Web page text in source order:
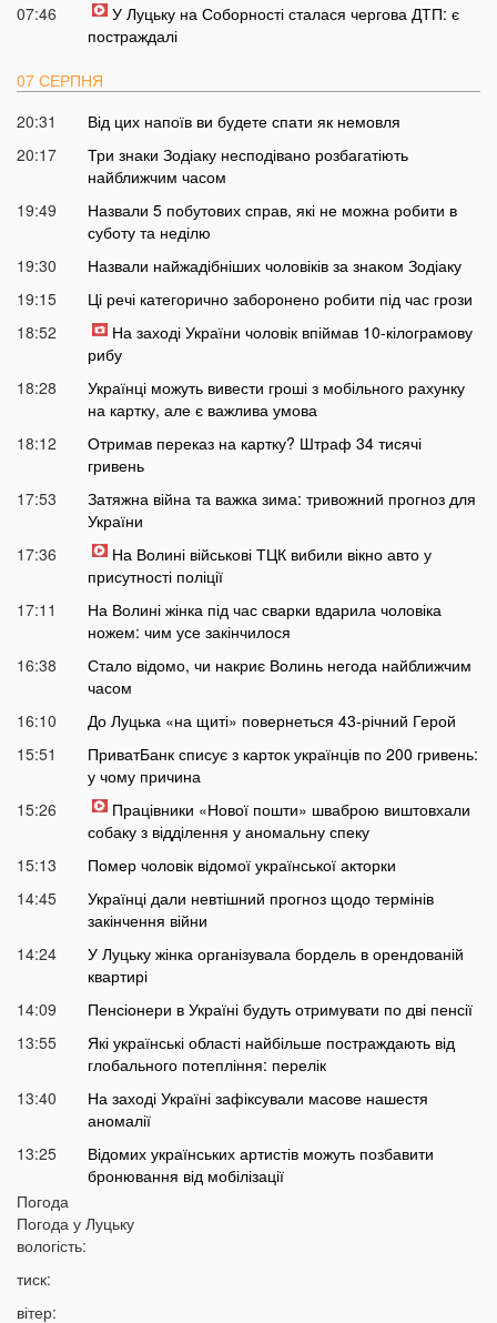
07:46
У Луцьку на Соборності сталася чергова ДТП: є
постраждалі
07 СЕРПНЯ
20:31
Від цих напоїв ви будете спати як немовля
20:17
Три знаки Зодіаку несподівано розбагатіють
найближчим часом
19:49
Назвали 5 побутових справ, які не можна робити в
суботу та неділю
19:30
Назвали найжадібніших чоловіків за знаком Зодіаку
19:15
Ці речі категорично заборонено робити під час грози
18:52
На заході України чоловік впіймав 10-кілограмову
рибу
18:28
Українці можуть вивести гроші з мобільного рахунку
на картку, але є важлива умова
18:12
Отримав переказ на картку? Штраф 34 тисячі
гривень
17:53
Затяжна війна та важка зима: тривожний прогноз для
України
17:36
На Волині військові ТЦК вибили вікно авто у
присутності поліції
17:11
На Волині жінка під час сварки вдарила чоловіка
ножем: чим усе закінчилося
16:38
Стало відомо, чи накриє Волинь негода найближчим
часом
16:10
До Луцька «на щиті» повернеться 43-річний Герой
15:51
ПриватБанк списує з карток українців по 200 гривень:
у чому причина
15:26
Працівники «Нової пошти» шваброю виштовхали
собаку з відділення у аномальну спеку
15:13
Помер чоловік відомої української акторки
14:45
Українці дали невтішний прогноз щодо термінів
закінчення війни
14:24
У Луцьку жінка організувала бордель в орендованій
квартирі
14:09
Пенсіонери в Україні будуть отримувати по дві пенсії
13:55
Які українські області найбільше постраждають від
глобального потепління: перелік
13:40
На заході Україні зафіксували масове нашестя
аномалії
13:25
Відомих українських артистів можуть позбавити
бронювання від мобілізації
13:10
як так вийшло
Погода
Погода у Луцьку
вологість:
тиск:
вітер: